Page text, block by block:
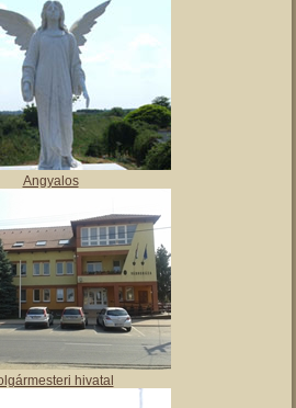
Vajai Ős-tó